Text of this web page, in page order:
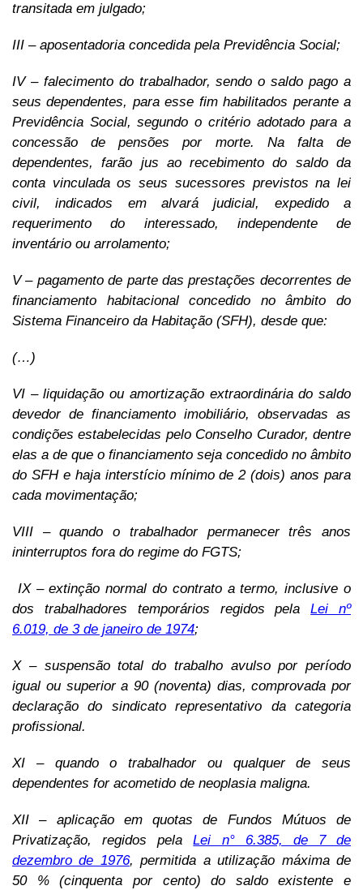
transitada em julgado;
III – aposentadoria concedida pela Previdência Social;
IV – falecimento do trabalhador, sendo o saldo pago a
seus dependentes, para esse fim habilitados perante a
Previdência Social, segundo o critério adotado para a
concessão de pensões por morte. Na falta de
dependentes, farão jus ao recebimento do saldo da
conta vinculada os seus sucessores previstos na lei
civil, indicados em alvará judicial, expedido a
requerimento do interessado, independente de
inventário ou arrolamento;
V – pagamento de parte das prestações decorrentes de
financiamento habitacional concedido no âmbito do
Sistema Financeiro da Habitação (SFH), desde que:
(…)
VI – liquidação ou amortização extraordinária do saldo
devedor de financiamento imobiliário, observadas as
condições estabelecidas pelo Conselho Curador, dentre
elas a de que o financiamento seja concedido no âmbito
do SFH e haja interstício mínimo de 2 (dois) anos para
cada movimentação;
VIII – quando o trabalhador permanecer três anos
ininterruptos fora do regime do FGTS;
IX – extinção normal do contrato a termo, inclusive o
dos trabalhadores temporários regidos pelaLei nº
6.019, de 3 de janeiro de 1974;
X – suspensão total do trabalho avulso por período
igual ou superior a 90 (noventa) dias, comprovada por
declaração do sindicato representativo da categoria
profissional.
XI – quando o trabalhador ou qualquer de seus
dependentes for acometido de neoplasia maligna.
XII – aplicação em quotas de Fundos Mútuos de
Privatização, regidos pelaLei n° 6.385, de 7 de
dezembro de 1976, permitida a utilização máxima de
50 % (cinquenta por cento) do saldo existente e